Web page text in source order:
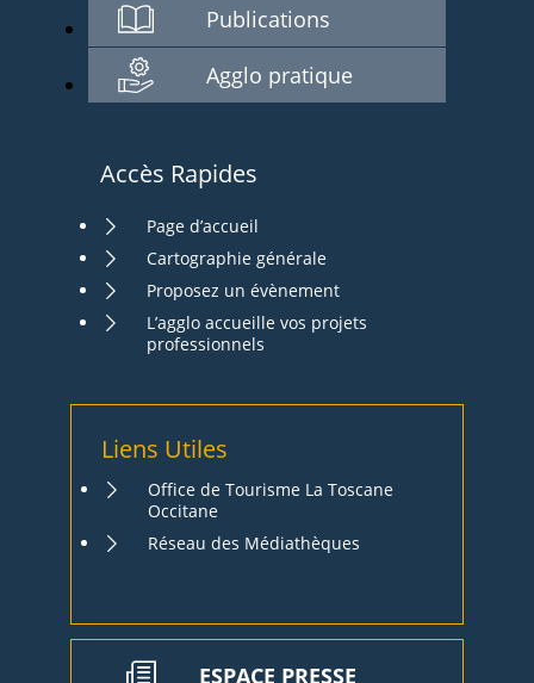
Publications
Agglo pratique
Accès Rapides
Page d’accueil
Cartographie générale
Proposez un évènement
L’agglo accueille vos projets
professionnels
Liens Utiles
Office de Tourisme La Toscane
Occitane
Réseau des Médiathèques
ESPACE PRESSE